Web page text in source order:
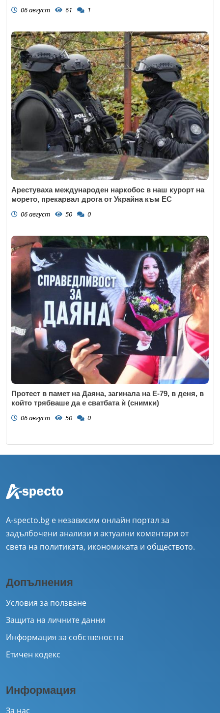
06 август 61 1
Арестуваха международен наркобос в наш курорт на
морето, прекарвал дрога от Украйна към ЕС
06 август 50 0
Протест в памет на Даяна, загинала на Е-79, в деня, в
който трябваше да е сватбата ѝ (снимки)
06 август 50 0
A-specto.bg е независим онлайн портал за
задълбочени анализи и актуални коментари от
света на политиката, икономиката и обществото.
Допълнения
Условия за ползване
Защита на личните данни
Информация за собствеността
Етичен кодекс
Информация
За нас